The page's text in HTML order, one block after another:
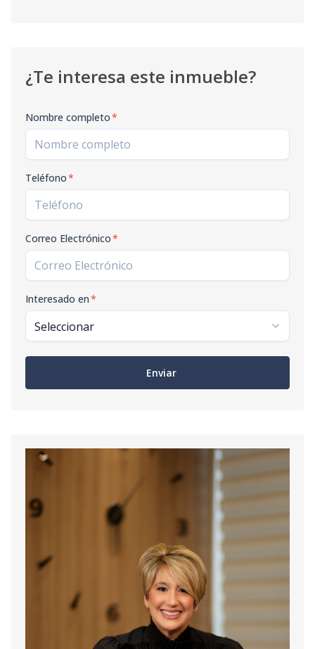
¿Te interesa este inmueble?
Nombre completo*
Teléfono*
Correo Electrónico*
Interesado en*
Enviar